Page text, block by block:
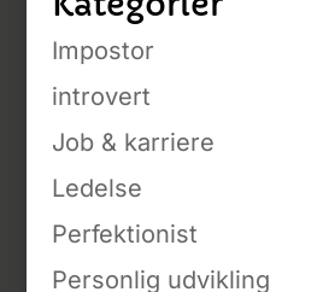
Impostor
introvert
Job & karriere
Ledelse
Perfektionist
Personlig udvikling